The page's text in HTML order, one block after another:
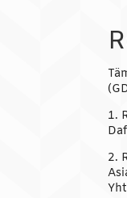
1.
2.